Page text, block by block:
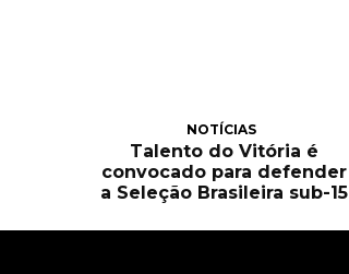
NOTÍCIAS
Talento do Vitória é
convocado para defender
a Seleção Brasileira sub-15